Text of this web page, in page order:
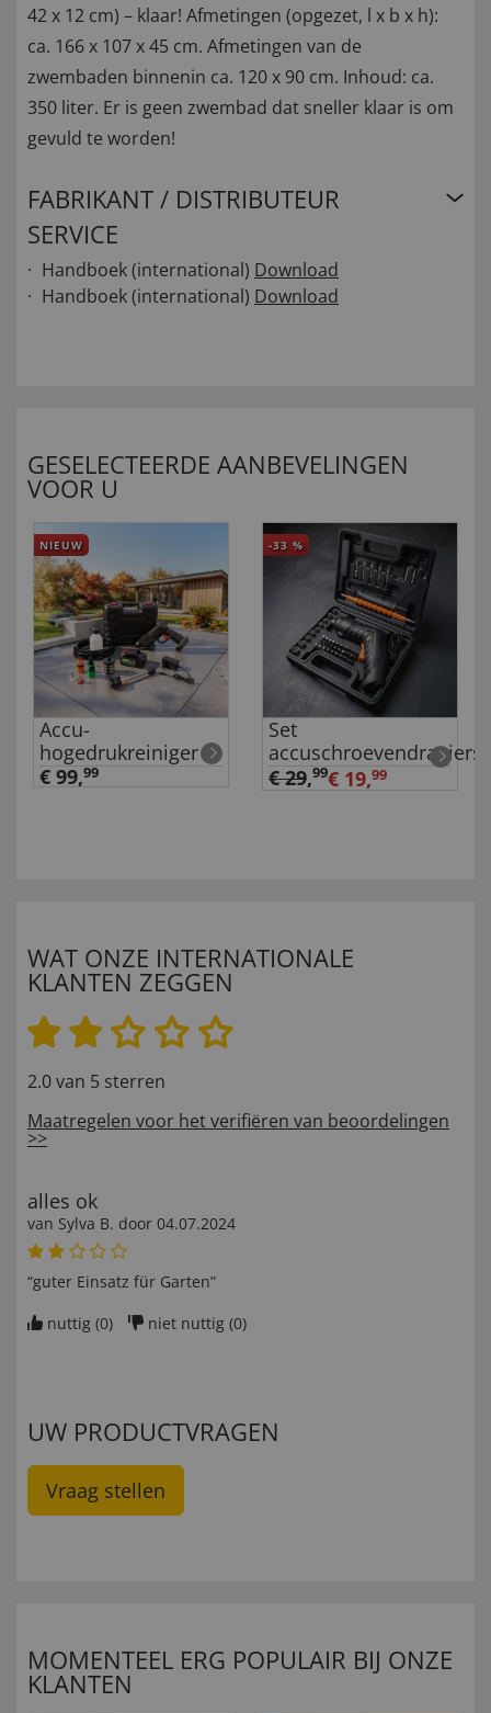
42 x 12 cm) – klaar! Afmetingen (opgezet, l x b x h):
ca. 166 x 107 x 45 cm. Afmetingen van de
zwembaden binnenin ca. 120 x 90 cm. Inhoud: ca.
350 liter. Er is geen zwembad dat sneller klaar is om
gevuld te worden!
FABRIKANT / DISTRIBUTEUR
SERVICE
Handboek (international) Download
Handboek (international) Download
GESELECTEERDE AANBEVELINGEN
VOOR U
NIEUW
Accu-
hogedrukreiniger
€ 99,99
-33 %
Set
accuschroevendraaiers
€ 29,99€ 19,99
WAT ONZE INTERNATIONALE
KLANTEN ZEGGEN
2.0 van 5 sterren
Maatregelen voor het verifiëren van beoordelingen
>>
alles ok
van Sylva B. door 04.07.2024
“guter Einsatz für Garten”
nuttig (0) niet nuttig (0)
UW PRODUCTVRAGEN
Vraag stellen
MOMENTEEL ERG POPULAIR BIJ ONZE
KLANTEN